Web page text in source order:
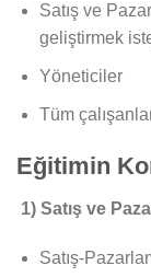
Satış ve
geliştirmek
Yöneticiler
Tüm
Eğitimin
1) Satış ve
Satış-